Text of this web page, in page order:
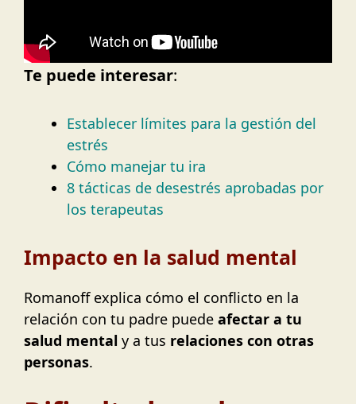
Te puede interesar:
Establecer límites para la gestión del
estrés
Cómo manejar tu ira
8 tácticas de desestrés aprobadas por
los terapeutas
Impacto en la salud mental
Romanoff explica cómo el conflicto en la
relación con tu padre puede afectar a tu
salud mental y a tus relaciones con otras
personas.